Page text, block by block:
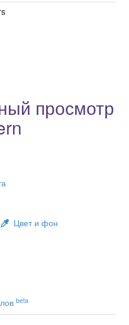
просмотр
Цвет и фон
beta